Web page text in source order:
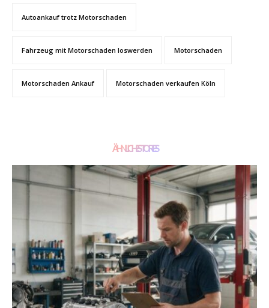
Autoankauf trotz Motorschaden
Fahrzeug mit Motorschaden loswerden Motorschaden
Motorschaden Ankauf Motorschaden verkaufen Köln
ÄHNLICHE STORIES